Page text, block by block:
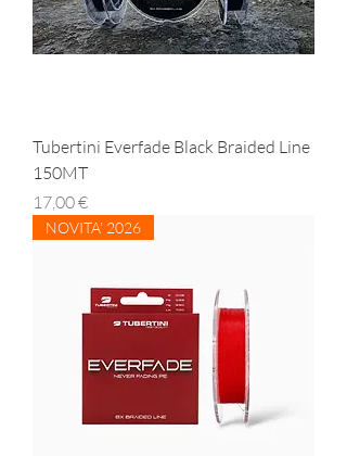
Tubertini Everfade Black Braided Line
150MT
Prezzo
17,00 €
NOVITA' 2026